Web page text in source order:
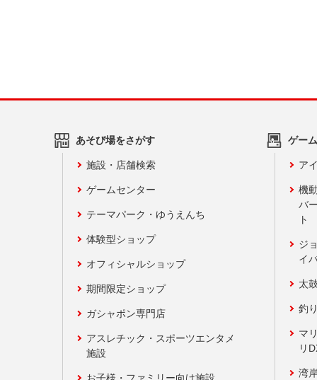
あそび場をさがす
施設・店舗検索
ゲームセンター
テーマパーク・ゆうえんち
体験型ショップ
オフィシャルショップ
期間限定ショップ
ガシャポン専門店
アスレチック・スポーツエンタメ
施設
ゲー
ア
機
バ
ト
ジ
イ
太
釣
マ
リ
湾